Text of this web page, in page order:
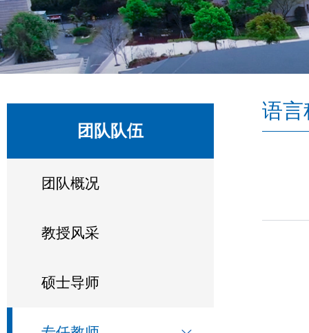
团队队伍
团队概况
教授风采
硕士导师
语言